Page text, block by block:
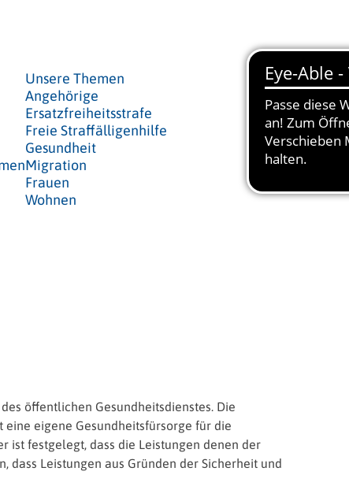
Unsere Themen
Angehörige
Ersatzfreiheitsstrafe
Freie Straffälligenhilfe
Gesundheit
Migration
Frauen
Wohnen
öffentlichen Gesundheitsdienstes. Die
eigene Gesundheitsfürsorge für die
ist festgelegt, dass die Leistungen denen der
Leistungen aus Gründen der Sicherheit und